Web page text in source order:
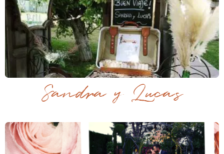
Sandra y Lucas